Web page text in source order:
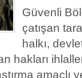
Güvenli
çatışan
halkı,
hakları
amaçlı